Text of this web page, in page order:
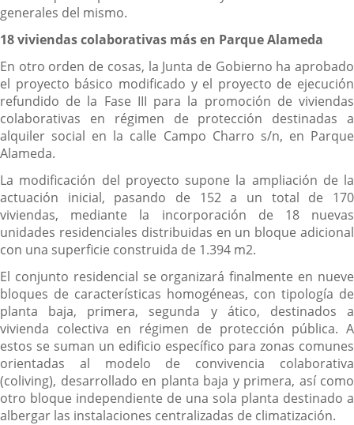
generales del mismo.
18 viviendas colaborativas más en Parque Alameda
En otro orden de cosas, la Junta de Gobierno ha aprobado
el proyecto básico modificado y el proyecto de ejecución
refundido de la Fase III para la promoción de viviendas
colaborativas en régimen de protección destinadas a
alquiler social en la calle Campo Charro s/n, en Parque
Alameda.
La modificación del proyecto supone la ampliación de la
actuación inicial, pasando de 152 a un total de 170
viviendas, mediante la incorporación de 18 nuevas
unidades residenciales distribuidas en un bloque adicional
con una superficie construida de 1.394 m2.
El conjunto residencial se organizará finalmente en nueve
bloques de características homogéneas, con tipología de
planta baja, primera, segunda y ático, destinados a
vivienda colectiva en régimen de protección pública. A
estos se suman un edificio específico para zonas comunes
orientadas al modelo de convivencia colaborativa
(coliving), desarrollado en planta baja y primera, así como
otro bloque independiente de una sola planta destinado a
albergar las instalaciones centralizadas de climatización.